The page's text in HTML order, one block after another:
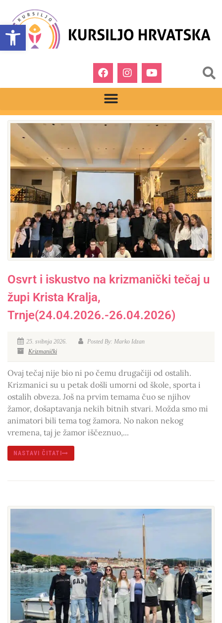
Open toolbar
Osvrt i iskustvo na krizmanički tečaj u
župi Krista Kralja,
Trnje(24.04.2026.-26.04.2026)
25. svibnja 2026.
Posted By: Marko Idzan
Krizmanički
Ovaj tečaj nije bio ni po čemu drugačiji od ostalih.
Krizmanici su u petak došli umorni od škole, sporta i
ostalih obveza. Još na prvim temama čuo se njihov
žamor, došaptavanja nekih bitnih stvari. Možda smo mi
animatori bili tema tog žamora. No nakon nekog
vremena, taj je žamor iščeznuo,...
NASTAVI ČITATI